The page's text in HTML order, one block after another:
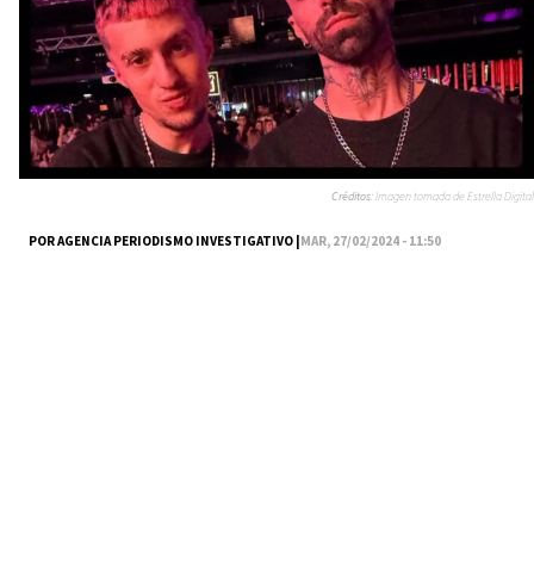
POR AGENCIA PERIODISMO INVESTIGATIVO |MAR, 27/02/2024 - 11:50
Créditos:Imagen tomada de Estrella Digital